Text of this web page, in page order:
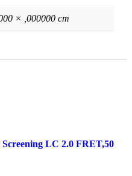
× ,000000 cm
LC 2.0 FRET,50